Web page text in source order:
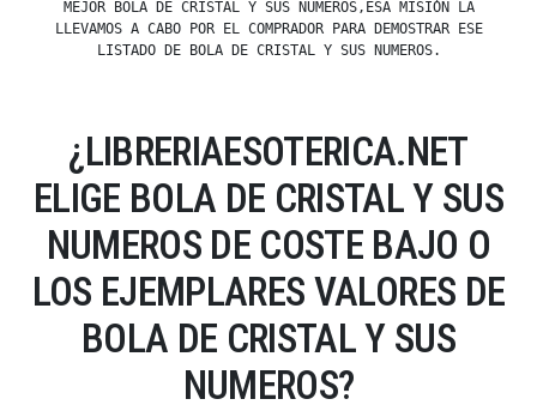
MEJOR BOLA DE CRISTAL Y SUS NUMEROS,ESA MISIÓN LA
LLEVAMOS A CABO POR EL COMPRADOR PARA DEMOSTRAR ESE
LISTADO DE BOLA DE CRISTAL Y SUS NUMEROS.
¿LIBRERIAESOTERICA.NET
ELIGE BOLA DE CRISTAL Y SUS
NUMEROS DE COSTE BAJO O
LOS EJEMPLARES VALORES DE
BOLA DE CRISTAL Y SUS
NUMEROS?